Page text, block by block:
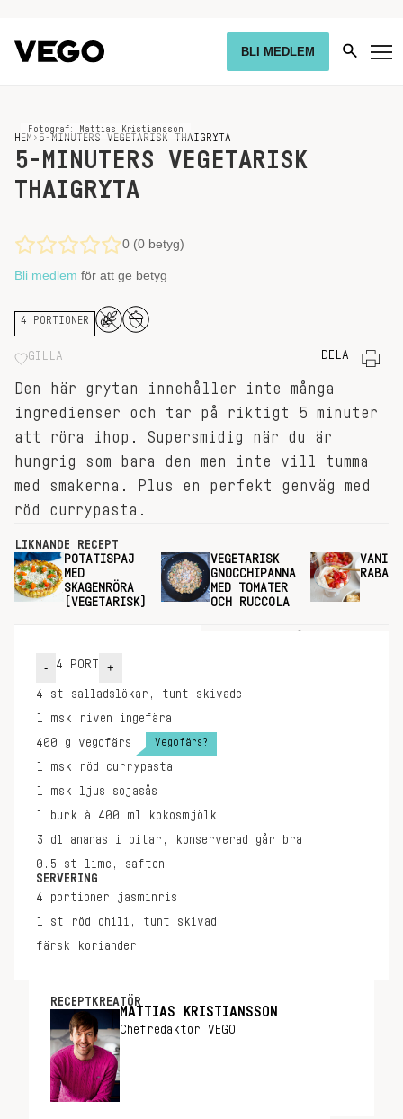
BLI MEDLEM
HEM › 5-MINUTERS VEGETARISK THAIGRYTA
Fotograf: Mattias Kristiansson
5-MINUTERS VEGETARISK
THAIGRYTA
0 (0 betyg)
Bli medlem för att ge betyg
4 PORTIONER
GILLA DELA
Den här grytan innehåller inte många
ingredienser och tar på riktigt 5 minuter
att röra ihop. Supersmidig när du är
hungrig som bara den men inte vill tumma
med smakerna. Plus en perfekt genväg med
röd currypasta.
LIKNANDE RECEPT
POTATISPAJ
MED
SKAGENRÖRA
(VEGETARISK)
VEGETARISK
GNOCCHIPANNA
MED TOMATER
OCH RUCCOLA
- 4 PORT +
4 st
salladslökar, tunt skivade
1 msk
riven ingefära
400 g vegofärs Vegofärs?
1 msk
röd currypasta
1 msk
ljus sojasås
1
burk à 400 ml
kokosmjölk
3 dl
ananas i bitar, konserverad går bra
0.5 st
lime, saften
SERVERING
4 portioner
jasminris
1 st
röd chili, tunt skivad
färsk koriander
RECEPTKREATÖR
MATTIAS KRISTIANSSON
Chefredaktör VEGO